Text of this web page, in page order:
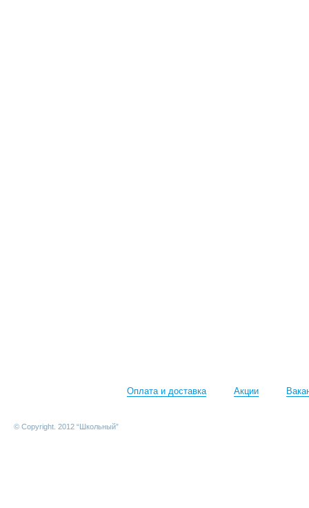
Оплата и доставка Акции
© Copyright. 2012 “Школьный”